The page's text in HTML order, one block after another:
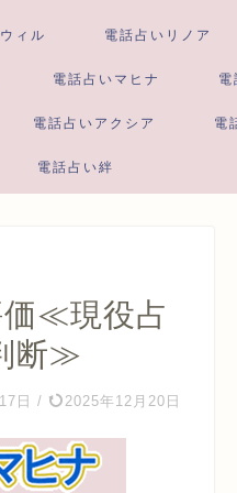
ィル 電話占いリノア
電話占いマヒナ 電
電話占いアクシア 電
電話占い絆
価≪現役占
断≫
日 / 2025年12月20日